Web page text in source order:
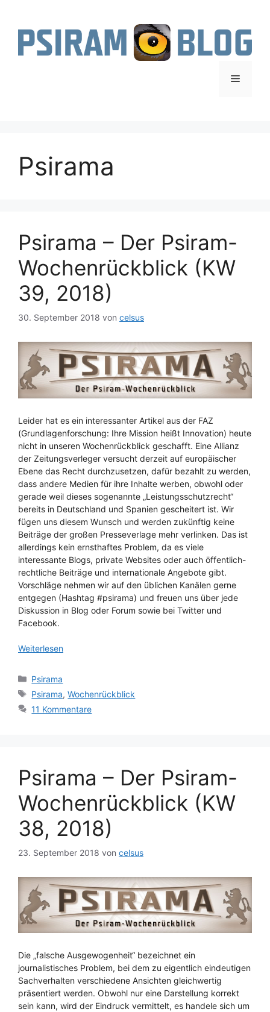
springen
Menü
Psirama
Psirama – Der Psiram-
Wochenrückblick (KW
39, 2018)
30. September 2018 von celsus
Leider hat es ein interessanter Artikel aus der FAZ
(Grundlagenforschung: Ihre Mission heißt Innovation) heute
nicht in unseren Wochenrückblick geschafft. Eine Allianz
der Zeitungsverleger versucht derzeit auf europäischer
Ebene das Recht durchzusetzen, dafür bezahlt zu werden,
dass andere Medien für ihre Inhalte werben, obwohl oder
gerade weil dieses sogenannte „Leistungsschutzrecht“
bereits in Deutschland und Spanien gescheitert ist. Wir
fügen uns diesem Wunsch und werden zukünftig keine
Beiträge der großen Presseverlage mehr verlinken. Das ist
allerdings kein ernsthaftes Problem, da es viele
interessante Blogs, private Websites oder auch öffentlich-
rechtliche Beiträge und internationale Angebote gibt.
Vorschläge nehmen wir auf den üblichen Kanälen gerne
entgegen (Hashtag #psirama) und freuen uns über jede
Diskussion in Blog oder Forum sowie bei Twitter und
Facebook.
Weiterlesen
Kategorien
Psirama
Schlagwörter
Psirama,Wochenrückblick
11 Kommentare
Psirama – Der Psiram-
Wochenrückblick (KW
38, 2018)
23. September 2018 von celsus
Die „falsche Ausgewogenheit“ bezeichnet ein
journalistisches Problem, bei dem zu eigentlich eindeutigen
Sachverhalten verschiedene Ansichten gleichwertig
präsentiert werden. Obwohl nur eine Darstellung korrekt
sein kann, wird der Eindruck vermittelt, es handele sich um